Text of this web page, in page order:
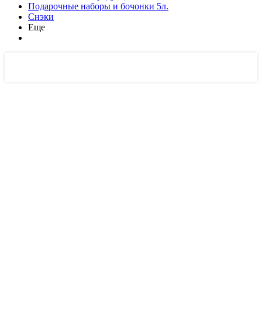
Подарочные наборы и бочонки 5л.
Снэки
Еще